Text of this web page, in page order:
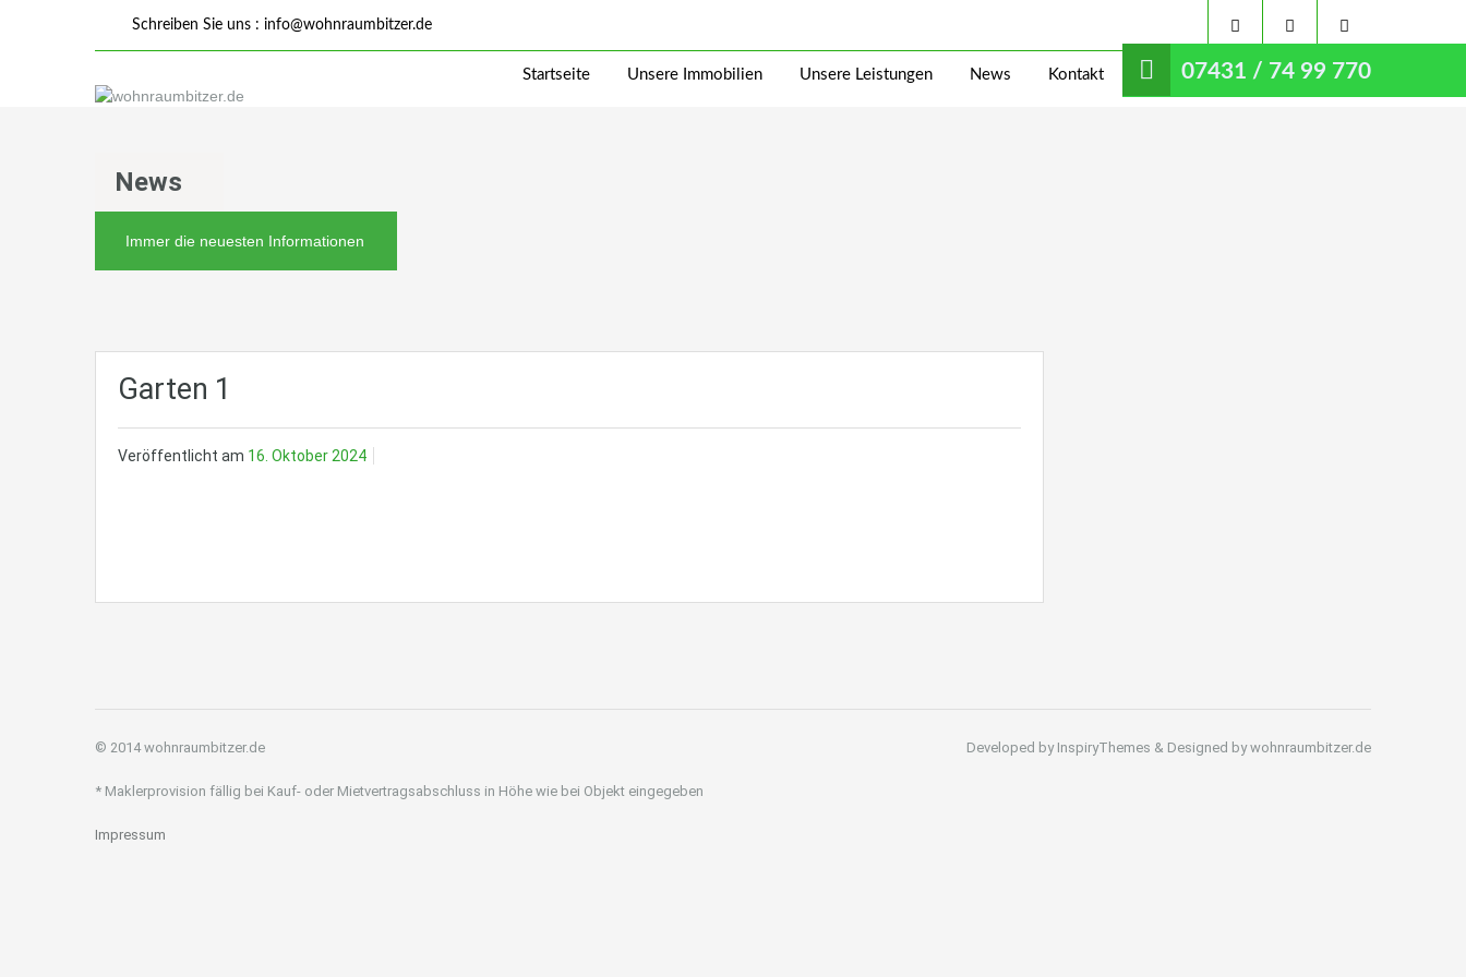
Schreiben Sie uns : info@wohnraumbitzer.de
07431 / 74 99 770
Startseite Unsere Immobilien Unsere Leistungen News Kontakt
News
Immer die neuesten Informationen
Garten 1
Veröffentlicht am 16. Oktober 2024
© 2014 wohnraumbitzer.de
* Maklerprovision fällig bei Kauf- oder Mietvertragsabschluss in Höhe wie bei Objekt eingegeben
Impressum
Developed by InspiryThemes & Designed by wohnraumbitzer.de